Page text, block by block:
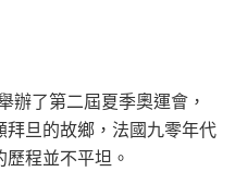
辦了第二屆夏季奧運會，
旦的故鄉，法國九零年代
程並不平坦。